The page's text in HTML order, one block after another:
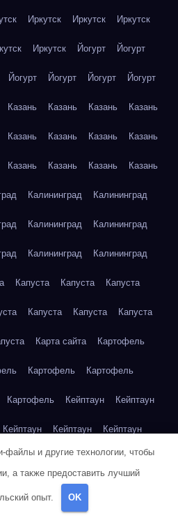
Иркутск Иркутск Иркутск
Иркутск Йогурт Йогурт
Йогурт Йогурт Йогурт Йогурт
Казань Казань Казань Казань
Казань Казань Казань Казань
Казань Казань Казань Казань
Калининград Калининград
Калининград Калининград
Калининград Калининград
Капуста Капуста Капуста
Капуста Капуста Капуста
Карта сайта Картофель
Картофель Картофель
Картофель Кейптаун Кейптаун
Кейптаун Кейптаун Кейптаун
Кейптаун Кейптаун Кейптаун
Кейптаун
файлы и другие технологии, чтобы
а также предоставить лучший
опыт. OK